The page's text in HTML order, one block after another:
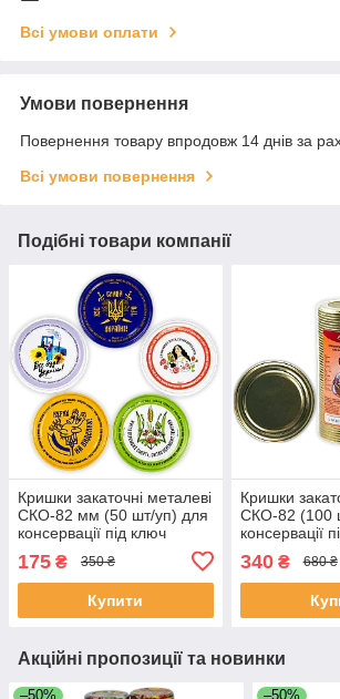
Всі умови оплати
Умови повернення
Повернення товару впродовж 14 днів за
Всі умови повернення
Подібні товари компанії
Кришки закаточні металеві
СКО-82 мм (50 шт/уп) для
консервації під ключ
"Патріотична" Панночка
175 ₴ 350 ₴
Купити
Кришки
СКО-82 (100
консервації
золотиста
340₴ 680 ₴
Акційні пропозиції та новинки
–50% –50%